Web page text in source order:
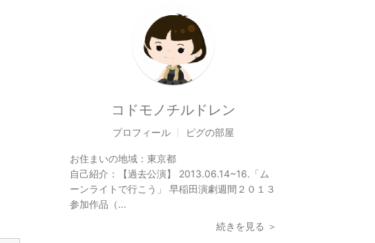
コドモノチルドレン
プロフィール ピグの部屋
お住まいの地域： 東京都
自己紹介：
【過去公演】 2013.06.14~16.「ム
ーンライトで行こう」 早稲田演劇週間２０１３
参加作品（...
続きを見る ＞